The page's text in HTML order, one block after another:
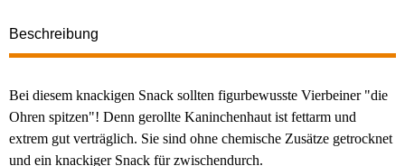
Beschreibung
Bei diesem knackigen Snack sollten figurbewusste Vierbeiner "die
Ohren spitzen"! Denn gerollte Kaninchenhaut ist fettarm und
extrem gut verträglich. Sie sind ohne chemische Zusätze getrocknet
und ein knackiger Snack für zwischendurch.